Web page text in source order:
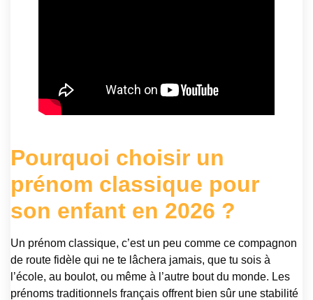
Pourquoi choisir un
prénom classique pour
son enfant en 2026 ?
Un prénom classique, c’est un peu comme ce compagnon
de route fidèle qui ne te lâchera jamais, que tu sois à
l’école, au boulot, ou même à l’autre bout du monde. Les
prénoms traditionnels français offrent bien sûr une stabilité